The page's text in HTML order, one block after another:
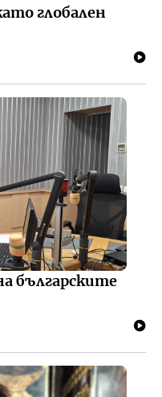
глобален
българските